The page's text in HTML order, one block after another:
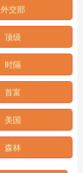
外交部
顶级
时隔
首富
美国
森林